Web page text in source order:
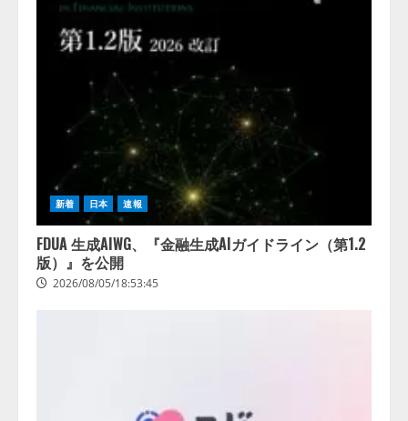
新着 日本 速報
FDUA 生成AIWG、『金融生成AIガイドライン（第1.2
版）』を公開
2026/08/05/18:53:45